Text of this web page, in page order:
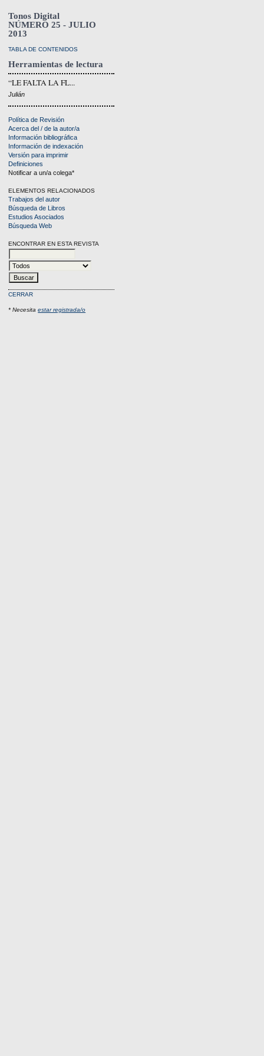
Tonos Digital
NÚMERO 25 - JULIO
2013
TABLA DE CONTENIDOS
Herramientas de lectura
“LE FALTA LA FL...
Julián
Política de Revisión
Acerca del / de la autor/a
Información bibliográfica
Información de indexación
Versión para imprimir
Definiciones
Notificar a un/a colega*
ELEMENTOS RELACIONADOS
Trabajos del autor
Búsqueda de Libros
Estudios Asociados
Búsqueda Web
ENCONTRAR EN ESTA REVISTA
CERRAR
* Necesitaestar registrada/o